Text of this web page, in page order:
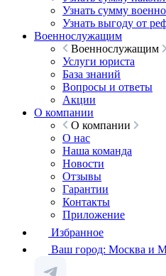
Узнать сумму
Узнать выгоду от
Военнослужащим
Военнослужащим
Услуги юриста
База знаний
Вопросы и ответы
Акции
О компании
О компании
О нас
Наша команда
Новости
Отзывы
Гарантии
Контакты
Приложение
Избранное
Ваш город: Москва и